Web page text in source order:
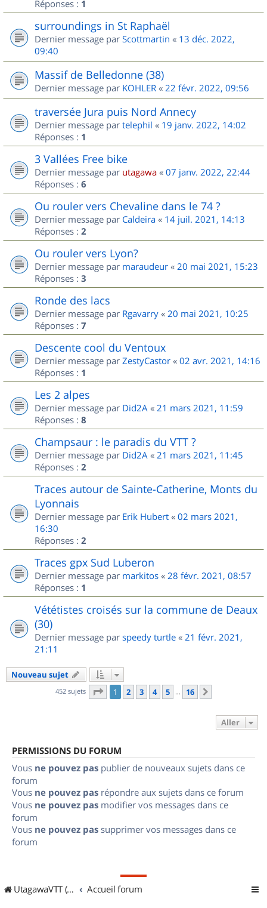
Réponses : 1
surroundings in St Raphaël
Dernier message par Scottmartin « 13 déc. 2022,
09:40
Massif de Belledonne (38)
Dernier message par KOHLER « 22 févr. 2022, 09:56
traversée Jura puis Nord Annecy
Dernier message par telephil « 19 janv. 2022, 14:02
Réponses : 1
3 Vallées Free bike
Dernier message par utagawa « 07 janv. 2022, 22:44
Réponses : 6
Ou rouler vers Chevaline dans le 74 ?
Dernier message par Caldeira « 14 juil. 2021, 14:13
Réponses : 2
Ou rouler vers Lyon?
Dernier message par maraudeur « 20 mai 2021, 15:23
Réponses : 3
Ronde des lacs
Dernier message par Rgavarry « 20 mai 2021, 10:25
Réponses : 7
Descente cool du Ventoux
Dernier message par ZestyCastor « 02 avr. 2021, 14:16
Réponses : 1
Les 2 alpes
Dernier message par Did2A « 21 mars 2021, 11:59
Réponses : 8
Champsaur : le paradis du VTT ?
Dernier message par Did2A « 21 mars 2021, 11:45
Réponses : 2
Traces autour de Sainte-Catherine, Monts du
Lyonnais
Dernier message par Erik Hubert « 02 mars 2021,
16:30
Réponses : 2
Traces gpx Sud Luberon
Dernier message par markitos « 28 févr. 2021, 08:57
Réponses : 1
Vététistes croisés sur la commune de Deaux
(30)
Dernier message par speedy turtle « 21 févr. 2021,
21:11
Nouveau sujet
452 sujets Page 1sur
1 2 3 4 5 … 16
Aller
PERMISSIONS DU FORUM
Vous ne pouvez pas publier de nouveaux sujets dans ce
forum
Vous ne pouvez pas répondre aux sujets dans ce forum
Vous ne pouvez pas modifier vos messages dans ce
forum
Vous ne pouvez pas supprimer vos messages dans ce
forum
UtagawaVTT (Randos VTT et VTTAE avec traces GPS) Accueil forum